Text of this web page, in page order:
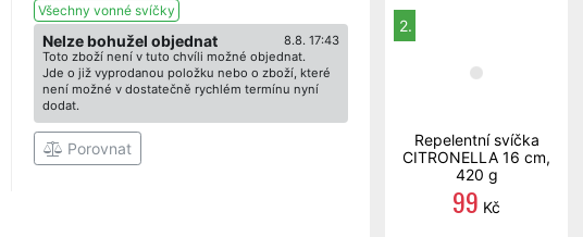
Všechny vonné svíčky
8.8. 17:43
Nelze bohužel objednat
Toto zboží není v tuto chvíli možné objednat.
Jde o již vyprodanou položku nebo o zboží, které
není možné v dostatečně rychlém termínu nyní
dodat.
Porovnat
2.
Repelentní svíčka
CITRONELLA 16 cm,
420 g
99 Kč